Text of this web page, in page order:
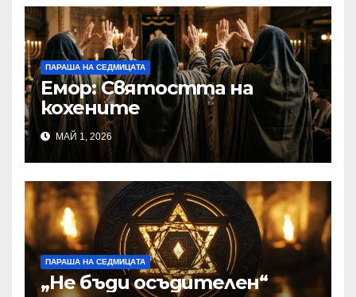
ПАРАША НА СЕДМИЦАТА
Емор: Святостта на
кохените
МАЙ 1, 2026
ПАРАША НА СЕДМИЦАТА
„Не бъди осъдителен“